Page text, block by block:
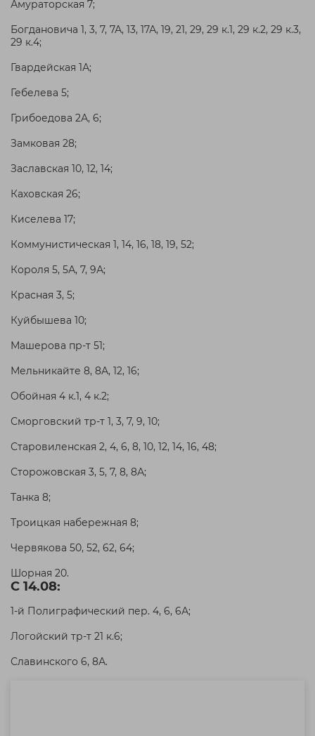
Амураторская 7;
Богдановича 1, 3, 7, 7А, 13, 17А, 19, 21, 29, 29 к.1, 29 к.2, 29 к.3,
29 к.4;
Гвардейская 1А;
Гебелева 5;
Грибоедова 2А, 6;
Замковая 28;
Заславская 10, 12, 14;
Каховская 26;
Киселева 17;
Коммунистическая 1, 14, 16, 18, 19, 52;
Короля 5, 5А, 7, 9А;
Красная 3, 5;
Куйбышева 10;
Машерова пр-т 51;
Мельникайте 8, 8А, 12, 16;
Обойная 4 к.1, 4 к.2;
Сморговский тр-т 1, 3, 7, 9, 10;
Старовиленская 2, 4, 6, 8, 10, 12, 14, 16, 48;
Сторожовская 3, 5, 7, 8, 8А;
Танка 8;
Троицкая набережная 8;
Червякова 50, 52, 62, 64;
Шорная 20.
С 14.08:
1-й Полиграфический пер. 4, 6, 6А;
Логойский тр-т 21 к.6;
Славинского 6, 8А.